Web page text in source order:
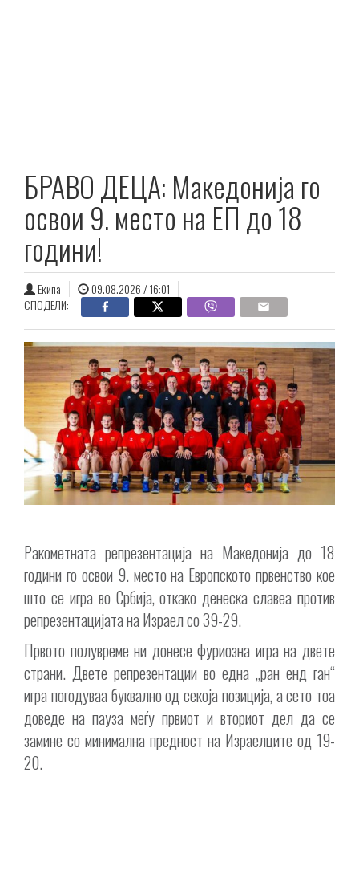
БРАВО ДЕЦА: Македонија го
освои 9. место на ЕП до 18
години!
Екипа
09.08.2026 / 16:01
СПОДЕЛИ:
Ракометната репрезентација на Македонија до 18
години го освои 9. место на Европското првенство кое
што се игра во Србија, откако денеска славеа против
репрезентацијата на Израел со 39-29.
Првото полувреме ни донесе фуриозна игра на двете
страни. Двете репрезентации во една „ран енд ган“
игра погодуваа буквално од секоја позиција, а сето тоа
доведе на пауза меѓу првиот и вториот дел да се
замине со минимална предност на Израелците од 19-
20.